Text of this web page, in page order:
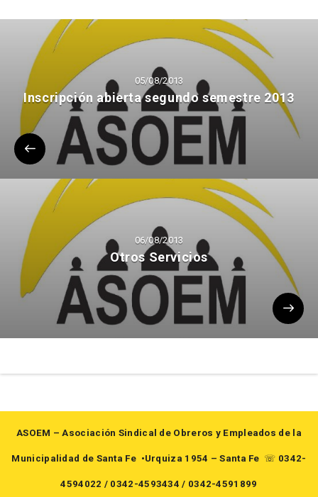
05/08/2013
Inscripción abierta segundo semestre 2013
06/08/2013
Otros Servicios
ASOEM – Asociación Sindical de Obreros y Empleados de la
Municipalidad de Santa Fe •Urquiza 1954 – Santa Fe ☏ 0342-
4594022 / 0342-4593434 / 0342-4591899